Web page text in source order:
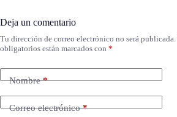
Deja un comentario
Tu dirección de correo electrónico no será publicada.
obligatorios están marcados con *
Nombre*
Correo electrónico*